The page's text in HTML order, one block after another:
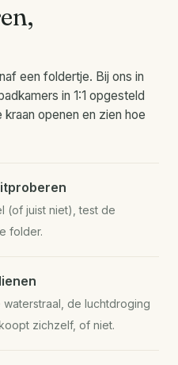
een foldertje. Bij ons in
in 1:1 opgesteld
openen en zien hoe
(of juist niet), test de
folder.
de luchtdroging
zichzelf, of niet.